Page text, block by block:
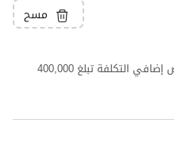
مسح
لكل شخص إضافي التكلفة تبلغ 400,000